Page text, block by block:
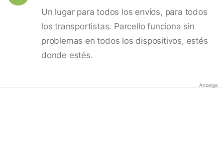
Un lugar para todos los envíos, para todos
los transportistas. Parcello funciona sin
problemas en todos los dispositivos, estés
donde estés.
Anzeige